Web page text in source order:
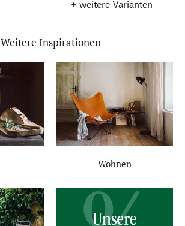
+ weitere Varianten
Weitere Inspirationen
Wohnen